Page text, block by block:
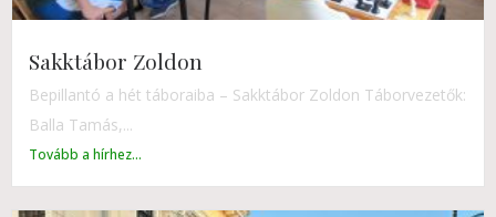
Sakktábor Zoldon
Bepillantó a hét táboraiba – Sakktábor Zoldon Táborvezetők:
Balla Tamás,...
Tovább a hírhez...